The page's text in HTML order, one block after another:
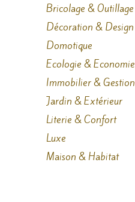
Bricolage & Outillage
Décoration & Design
Domotique
Ecologie & Economie
Immobilier & Gestion
Jardin & Extérieur
Literie & Confort
Luxe
Maison & Habitat